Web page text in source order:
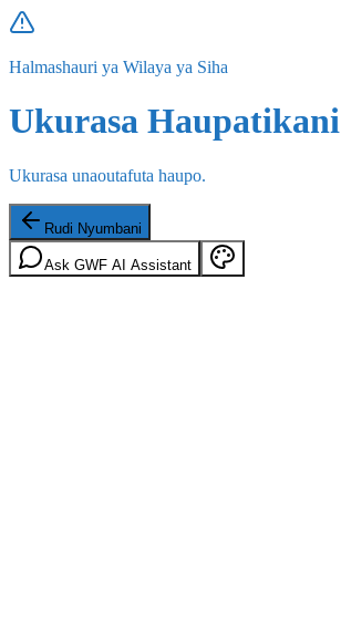
Halmashauri ya Wilaya ya Siha
Ukurasa Haupatikani
Ukurasa unaoutafuta haupo.
Rudi Nyumbani
Ask GWF AI Assistant